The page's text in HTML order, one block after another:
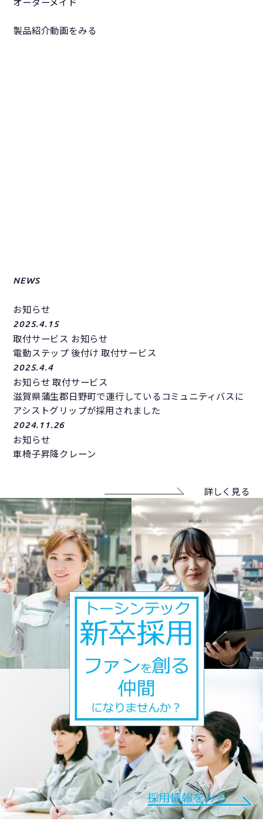
製品紹介動画をみる
NEWS
お知らせ
2025.4.15
取付サービス お知らせ
電動ステップ 後付け 取付サービス
2025.4.4
お知らせ 取付サービス
滋賀県蒲生郡日野町で運行しているコミュニティバスに
アシストグリップが採用されました
2024.11.26
お知らせ
車椅子昇降クレーン
詳しく見る